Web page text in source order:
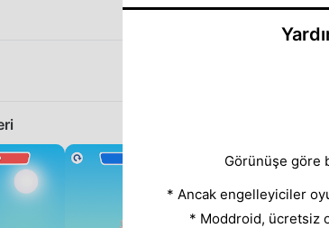
Görünüşe göre
* Ancak engelleyiciler
* Moddroid, ücretsiz